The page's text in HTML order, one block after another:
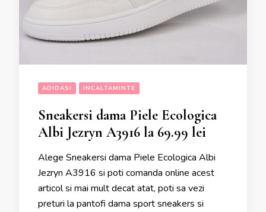
ADIDASI INCALTAMINTE
Sneakersi dama Piele Ecologica
Albi Jezryn A3916 la 69.99 lei
Alege Sneakersi dama Piele Ecologica Albi
Jezryn A3916 si poti comanda online acest
articol si mai mult decat atat, poti sa vezi
preturi la pantofi dama sport sneakers si